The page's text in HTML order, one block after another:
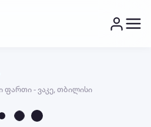
ფართი - ვაკე, თბილისი